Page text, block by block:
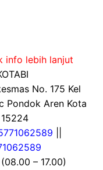
info lebih lanjut
No. 175 Kel
Pondok Aren Kota
– 17.00)